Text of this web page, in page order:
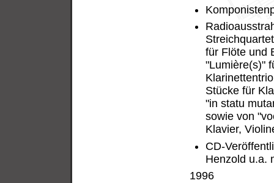
für Flöte und
"Lumière(s)"
Stücke für
"in statu
sowie von
Klavier,
CD-
Henzold u.a.
1996